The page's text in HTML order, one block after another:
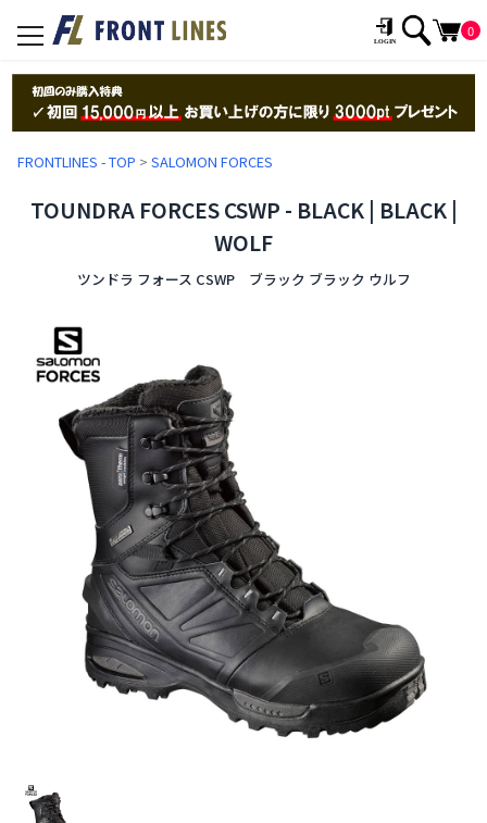
toggle
navigation
0
FRONTLINES - TOP > SALOMON FORCES
TOUNDRA FORCES CSWP - BLACK | BLACK |
WOLF
ツンドラ フォース CSWP ブラック ブラック ウルフ